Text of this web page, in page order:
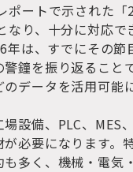
ポートで示された
なり、十分に対応
年は、すでにその
鐘を振り返ること
データを活用可能
設備、PLC、MES
が必要になります
多く、機械・電気